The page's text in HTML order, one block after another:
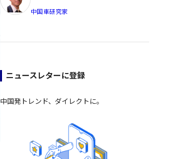
中国車研究家
ニュースレターに登録
中国発トレンド、ダイレクトに。